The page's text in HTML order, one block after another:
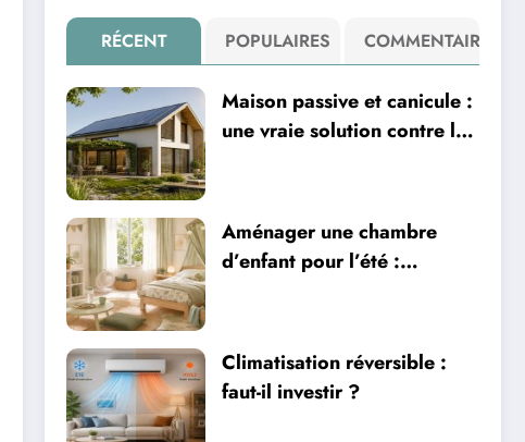
RÉCENT POPULAIRES COMMENTAIRE
Maison passive et canicule :
une vraie solution contre la
Aménager une chambre
d’enfant pour l’été :
Climatisation réversible :
faut-il investir ?